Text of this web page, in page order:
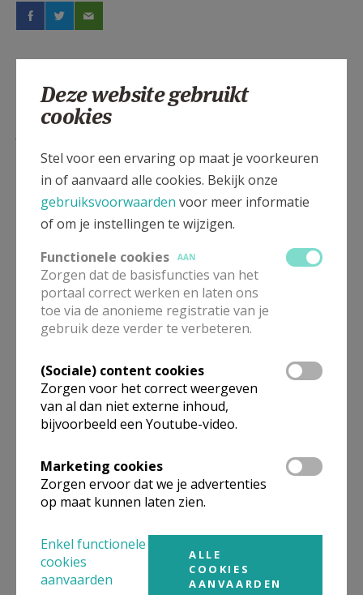
Lees meer
Deze website gebruikt
cookies
Stel voor een ervaring op maat je voorkeuren
in of aanvaard alle cookies. Bekijk onze
gebruiksvoorwaarden voor meer informatie
of om je instellingen te wijzigen.
Functionele cookies
AAN
Zorgen dat de basisfuncties van het
portaal correct werken en laten ons
toe via de anonieme registratie van je
gebruik deze verder te verbeteren.
(Sociale) content cookies
Zorgen voor het correct weergeven
van al dan niet externe inhoud,
bijvoorbeeld een Youtube-video.
Marketing cookies
Zorgen ervoor dat we je advertenties
op maat kunnen laten zien.
Enkel functionele
cookies
aanvaarden
ALLE
COOKIES
AANVAARDEN